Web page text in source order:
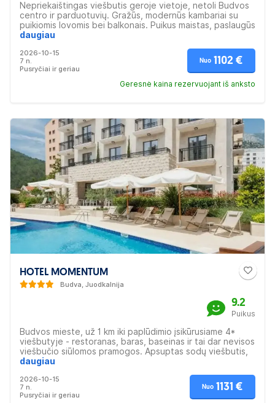
Nepriekaištingas viešbutis geroje vietoje, netoli Budvos
centro ir parduotuvių. Gražūs, modernūs kambariai su
puikiomis lovomis bei balkonais. Puikus maistas, paslaugūs
darbuotojai. Ant viešbučio stogo yra nuostabus
daugiau
2026-10-15
7 n.
Pusryčiai ir geriau
Nuo 1102 €
Geresnė kaina rezervuojant iš anksto
HOTEL MOMENTUM
Budva, Juodkalnija
9.2
Puikus
Budvos mieste, už 1 km iki paplūdimio įsikūrusiame 4*
viešbutyje - restoranas, baras, baseinas ir tai dar nevisos
viešbučio siūlomos pramogos. Apsuptas sodų viešbutis,
visai netoli žymių lankytinų vietų, kavinių, barų ir
gali prireikti kokybiškam poilsiui. Puiki vieta šeimoms,
poilsiui poroms ir didesnėms žmonių grupėms.
daugiau
2026-10-15
7 n.
Pusryčiai ir geriau
Nuo 1131 €